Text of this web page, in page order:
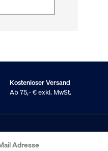
Kostenloser Versand
Ab 75,- € exkl. MwSt.
Adresse